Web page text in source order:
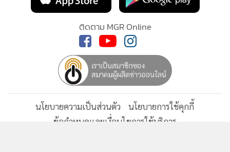
ติดตาม MGR Online
นโยบายความเป็นส่วนตัว
นโยบายการใช้คุกกี้
ข้อกำหนดและเงื่อนไขการใช้บริการ